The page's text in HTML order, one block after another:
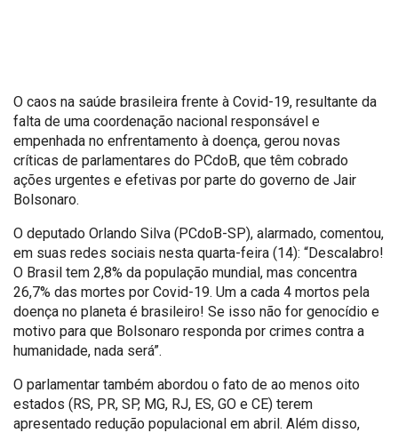
O caos na saúde brasileira frente à Covid-19, resultante da
falta de uma coordenação nacional responsável e
empenhada no enfrentamento à doença, gerou novas
críticas de parlamentares do PCdoB, que têm cobrado
ações urgentes e efetivas por parte do governo de Jair
Bolsonaro.
O deputado Orlando Silva (PCdoB-SP), alarmado, comentou,
em suas redes sociais nesta quarta-feira (14): “Descalabro!
O Brasil tem 2,8% da população mundial, mas concentra
26,7% das mortes por Covid-19. Um a cada 4 mortos pela
doença no planeta é brasileiro! Se isso não for genocídio e
motivo para que Bolsonaro responda por crimes contra a
humanidade, nada será”.
O parlamentar também abordou o fato de ao menos oito
estados (RS, PR, SP, MG, RJ, ES, GO e CE) terem
apresentado redução populacional em abril. Além disso,